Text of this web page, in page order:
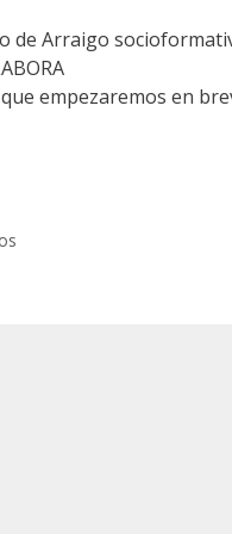
de Arraigo
empezaremos en